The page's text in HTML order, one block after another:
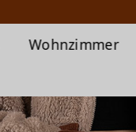
Wohnzimmer